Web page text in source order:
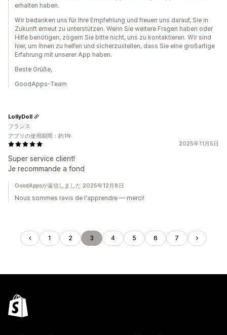
erhalten haben.
Wir bedanken uns für Ihre Empfehlung und freuen uns darauf, Sie in
Zukunft erneut zu unterstützen. Wenn Sie weitere Fragen haben oder
Hilfe benötigen, zögern Sie bitte nicht, uns zu kontaktieren. Wir sind
hier, um Ihnen zu helfen und sicherzustellen, dass Sie eine großartige
Erfahrung mit unserer App haben.
Beste Grüße,
GoodApps-Team
2025年11月5日
Super service client!
Je recommande a fond
LollyDoll
フランス
アプリの使用期間：約1年
GoodAppsが返信しました 2025年12月8日
Nous sommes ravis de l'apprendre — merci!
1 2 3 4 5 6 7